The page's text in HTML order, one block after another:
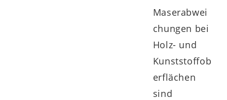
Maserabwei
chungen bei
Holz- und
Kunststoffob
erflächen
sind